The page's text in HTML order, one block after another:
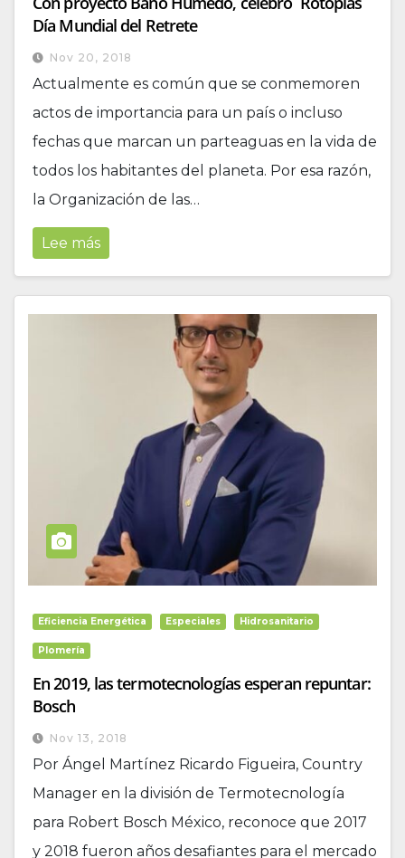
Día Mundial del Retrete
Nov 20, 2018
Actualmente es común que se conmemoren
actos de importancia para un país o incluso
fechas que marcan un parteaguas en la vida de
todos los habitantes del planeta. Por esa razón,
la Organización de las…
Lee más
Eficiencia Energética Especiales Hidrosanitario
Plomería
En 2019, las termotecnologías esperan repuntar:
Bosch
Nov 13, 2018
Por Ángel Martínez Ricardo Figueira, Country
Manager en la división de Termotecnología
para Robert Bosch México, reconoce que 2017
y 2018 fueron años desafiantes para el mercado